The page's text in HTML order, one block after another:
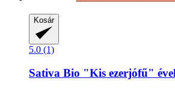
Kosár
5.0 (1)
Sativa Bio "Kis ezerjófű"